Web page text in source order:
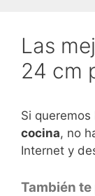
Las
24 cm
Si queremos
cocina, no
Internet y
También